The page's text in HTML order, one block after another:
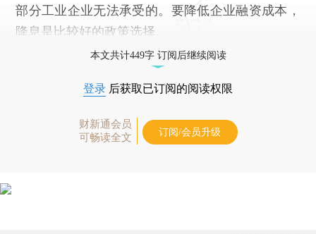
部分工业企业无法承受的。要降低企业融资成本，
降息是比较好的政策选择。
本文共计449字 订阅后继续阅读
登录 后获取已订阅的阅读权限
财新通会员
可畅读全文
订阅/会员升级